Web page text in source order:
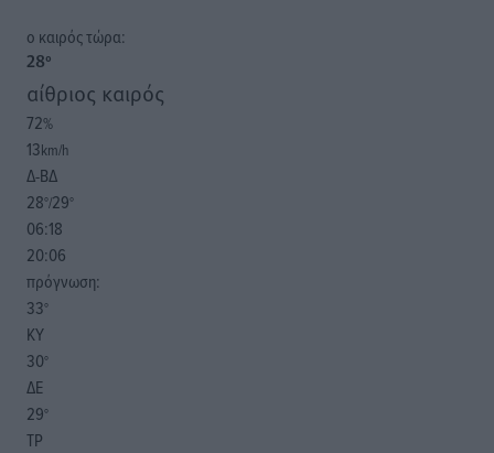
o καιρός τώρα:
28°
αίθριος καιρός
72%
13km/h
Δ-ΒΔ
28°/29°
06:18
20:06
πρόγνωση:
33°
ΚΥ
30°
ΔΕ
29°
ΤΡ